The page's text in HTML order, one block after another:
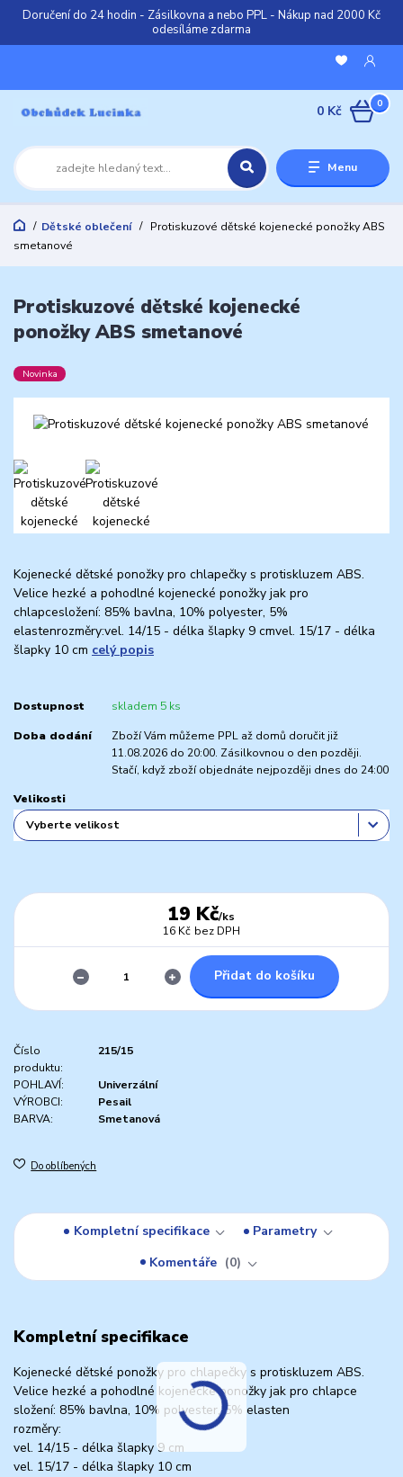
Doručení do 24 hodin - Zásilkovna a nebo PPL - Nákup nad 2000 Kč
odesíláme zdarma
Menu
0
0 Kč
Dětské oblečení
Protiskuzové dětské kojenecké ponožky ABS
smetanové
Protiskuzové dětské kojenecké
ponožky ABS smetanové
Novinka
Kojenecké dětské ponožky pro chlapečky s protiskluzem ABS.
Velice hezké a pohodlné kojenecké ponožky jak pro
chlapcesložení: 85% bavlna, 10% polyester, 5%
elastenrozměry:vel. 14/15 - délka šlapky 9 cmvel. 15/17 - délka
šlapky 10 cm celý popis
Dostupnost skladem 5 ks
Doba dodání
Zboží Vám můžeme PPL až domů doručit již
11.08.2026 do 20:00. Zásilkovnou o den později.
Stačí, když zboží objednáte nejpozději dnes do 24:00
Velikosti
19 Kč/ks
16 Kč bez DPH
Přidat do košíku
Číslo
produktu:
215/15
POHLAVÍ:
Univerzální
VÝROBCI:
Pesail
BARVA:
Smetanová
Do oblíbených
Kompletní specifikace
Parametry
Komentáře
0
Kompletní specifikace
Kojenecké dětské ponožky pro chlapečky s protiskluzem ABS.
Velice hezké a pohodlné kojenecké ponožky jak pro chlapce
složení: 85% bavlna, 10% polyester, 5% elasten
rozměry:
vel. 14/15 - délka šlapky 9 cm
vel. 15/17 - délka šlapky 10 cm